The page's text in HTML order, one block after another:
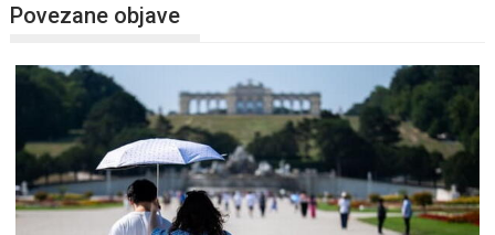
Povezane objave